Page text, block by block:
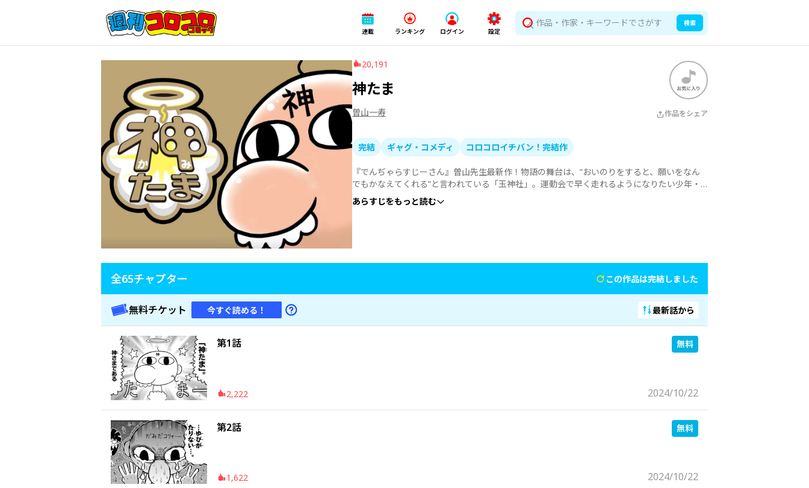
連載 ランキング ログイン 設定
検索
20,191
神たま
曽山一寿 作品をシェア
完結 ギャグ・コメディ コロコロイチバン！完結作
『でんぢゃらすじーさん』曽山先生最新作！物語の舞台は、”おいのりをすると、願いをなん
でもかなえてくれる”と言われている「玉神社」。運動会で早く走れるようになりたい少年・
カケルが神社でお祈りすると、そこに現れたのはちょっと、いや、超絶変な神さまだった！？
変な神さまの名前は「神たま」。神たまは、神のチカラで子供たちの願いをかなえることがで
あらすじをもっと読む
全65チャプター この作品は完結しました
無料チケット 今すぐ読める！ 最新話から
第1話
2,222 2024/10/22
第2話
1,622 2024/10/22